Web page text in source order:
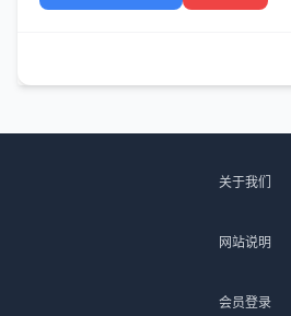
关于我们
网站说明
会员登录